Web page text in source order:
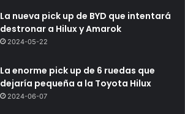
La nueva pick up de BYD que intentará
destronar a Hilux y Amarok
2024-05-22
La enorme pick up de 6 ruedas que
dejaría pequeña a la Toyota Hilux
2024-06-07